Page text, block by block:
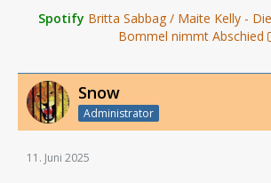
Spotify Britta Sabbag / Maite Kelly -
Bommel nimmt Abschied
Snow
Administrator
11. Juni 2025